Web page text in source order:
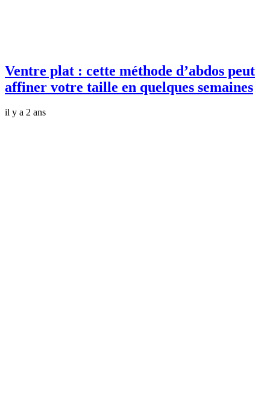
Ventre plat : cette méthode d’abdos peut
affiner votre taille en quelques semaines
il y a 2 ans